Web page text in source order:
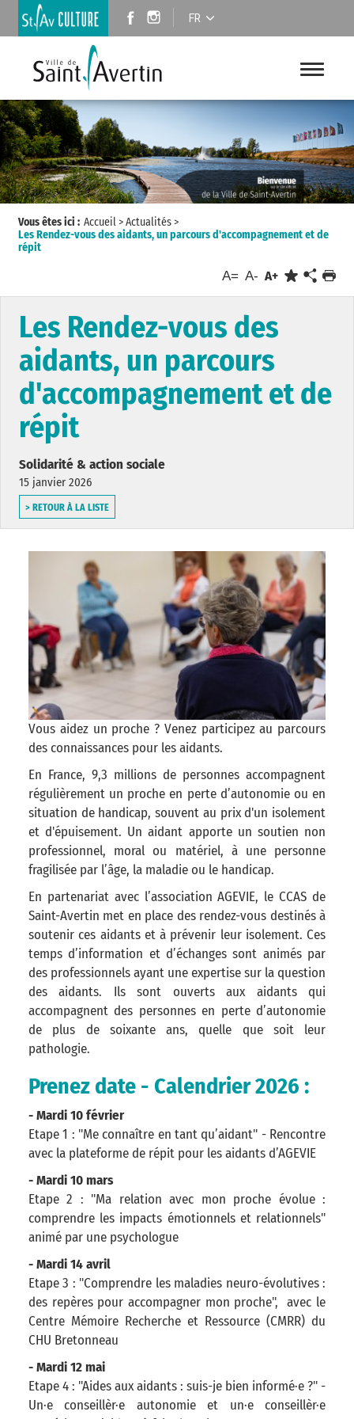
FR
Vous êtes ici : Accueil>Actualités>
Les Rendez-vous des aidants, un parcours d'accompagnement et de
répit
A= A- A+
Les Rendez-vous des
aidants, un parcours
d'accompagnement et de
répit
Solidarité & action sociale
15 janvier 2026
> RETOUR À LA LISTE
Vous aidez un proche ? Venez participez au parcours
des connaissances pour les aidants.
En France, 9,3 millions de personnes accompagnent
régulièrement un proche en perte d’autonomie ou en
situation de handicap, souvent au prix d'un isolement
et d'épuisement. Un aidant apporte un soutien non
professionnel, moral ou matériel, à une personne
fragilisée par l’âge, la maladie ou le handicap.
En partenariat avec l’association AGEVIE, le CCAS de
Saint-Avertin met en place des rendez-vous destinés à
soutenir ces aidants et à prévenir leur isolement. Ces
temps d’information et d’échanges sont animés par
des professionnels ayant une expertise sur la question
des aidants. Ils sont ouverts aux aidants qui
accompagnent des personnes en perte d’autonomie
de plus de soixante ans, quelle que soit leur
pathologie.
Prenez date - Calendrier 2026 :
- Mardi 10 février
Etape 1 : "Me connaître en tant qu’aidant" - Rencontre
avec la plateforme de répit pour les aidants d’AGEVIE
- Mardi 10 mars
Etape 2 : "Ma relation avec mon proche évolue :
comprendre les impacts émotionnels et relationnels"
animé par une psychologue
- Mardi 14 avril
Etape 3 : "Comprendre les maladies neuro-évolutives :
des repères pour accompagner mon proche", avec le
Centre Mémoire Recherche et Ressource (CMRR) du
CHU Bretonneau
- Mardi 12 mai
Etape 4 : "Aides aux aidants : suis-je bien informé·e ?" -
Un·e conseillèr·e autonomie et un·e conseillèr·e